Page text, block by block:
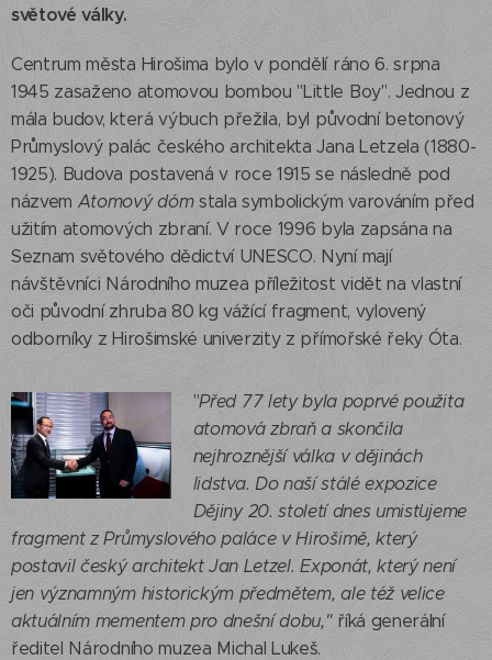
světové války.
Centrum města Hirošima bylo v pondělí ráno 6. srpna
1945 zasaženo atomovou bombou "Little Boy". Jednou z
mála budov, která výbuch přežila, byl původní betonový
Průmyslový palác českého architekta Jana Letzela (1880-
1925). Budova postavená v roce 1915 se následně pod
názvem Atomový dómstala symbolickým varováním před
užitím atomových zbraní. V roce 1996 byla zapsána na
Seznam světového dědictví UNESCO. Nyní mají
návštěvníci Národního muzea příležitost vidět na vlastní
oči původní zhruba 80 kg vážící fragment, vylovený
odborníky z Hirošimské univerzity z přímořské řeky Óta.
"Před 77 lety byla poprvé použita
atomová zbraň a skončila
nejhroznější válka v dějinách
lidstva. Do naší stálé expozice
Dějiny 20. století dnes umisťujeme
fragment z Průmyslového paláce v Hirošimě, který
postavil český architekt Jan Letzel. Exponát, který není
jen významným historickým předmětem, ale též velice
aktuálním mementem pro dnešní dobu,"říká generální
ředitel Národního muzea Michal Lukeš.